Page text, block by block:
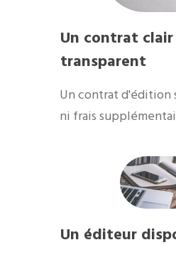
Un contrat
transparent
Un contrat d'édition
ni frais
Un éditeur